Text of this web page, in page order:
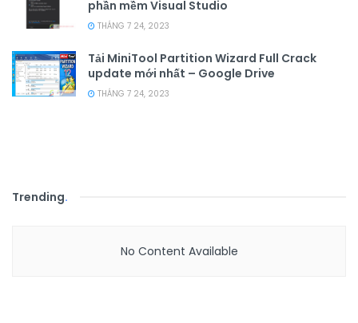
phần mềm Visual Studio
THÁNG 7 24, 2023
Tải MiniTool Partition Wizard Full Crack
update mới nhất – Google Drive
THÁNG 7 24, 2023
Trending.
No Content Available